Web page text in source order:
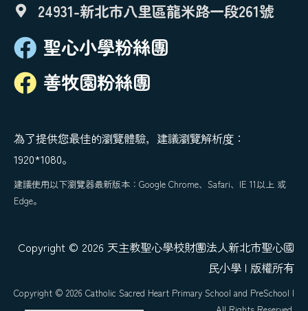
24931-新北市八里區龍米路一段261號
聖心小學粉絲團
善牧園粉絲團
為了提供您最佳的瀏覽體驗，建議瀏覽解析度：
1920*1080。
建議使用以下瀏覽器最新版本：Google Chrome、Safari、IE 11以上 或
Edge。
Copyright © 2026 天主教聖心學校財團法人新北市聖心國
民小學 | 版權所有
Copyright © 2026 Catholic Sacred Heart Primary School and PreSchool |